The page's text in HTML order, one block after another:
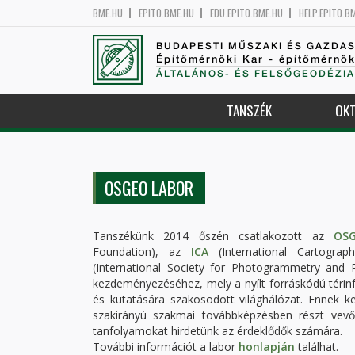
BME.HU EPITO.BME.HU EDU.EPITO.BME.HU
BUDAPESTI MŰSZAKI ÉS
Építőmérnöki Kar -
ÁLTALÁNOS- ÉS
TANSZÉK
OSGEO LABOR
Tanszékünk 2014 őszén csatlakozott az
Foundation), az ICA (International
(International Society for Photogrammetry and
kezdeményezéséhez, mely a nyílt forráskódú
és kutatására szakosodott világhálózat. Ennek
szakirányú szakmai továbbképzésben részt
tanfolyamokat hirdetünk az érdeklődők számára.
További információt a labor honlapján találhat.